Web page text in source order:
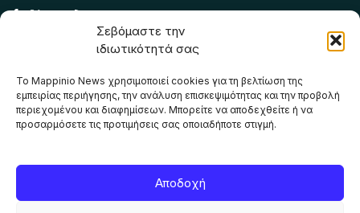
Σεβόμαστε την
ιδιωτικότητά σας
Το Mappinio News χρησιμοποιεί cookies για τη βελτίωση της
εμπειρίας περιήγησης, την ανάλυση επισκεψιμότητας και την προβολή
περιεχομένου και διαφημίσεων. Μπορείτε να αποδεχθείτε ή να
προσαρμόσετε τις προτιμήσεις σας οποιαδήποτε στιγμή.
Αποδοχή
Το Mappinio.net χρησιμοποιεί cookies για τη σωστή
λειτουργία της ιστοσελίδας, την ανάλυση επισκεψιμότητας